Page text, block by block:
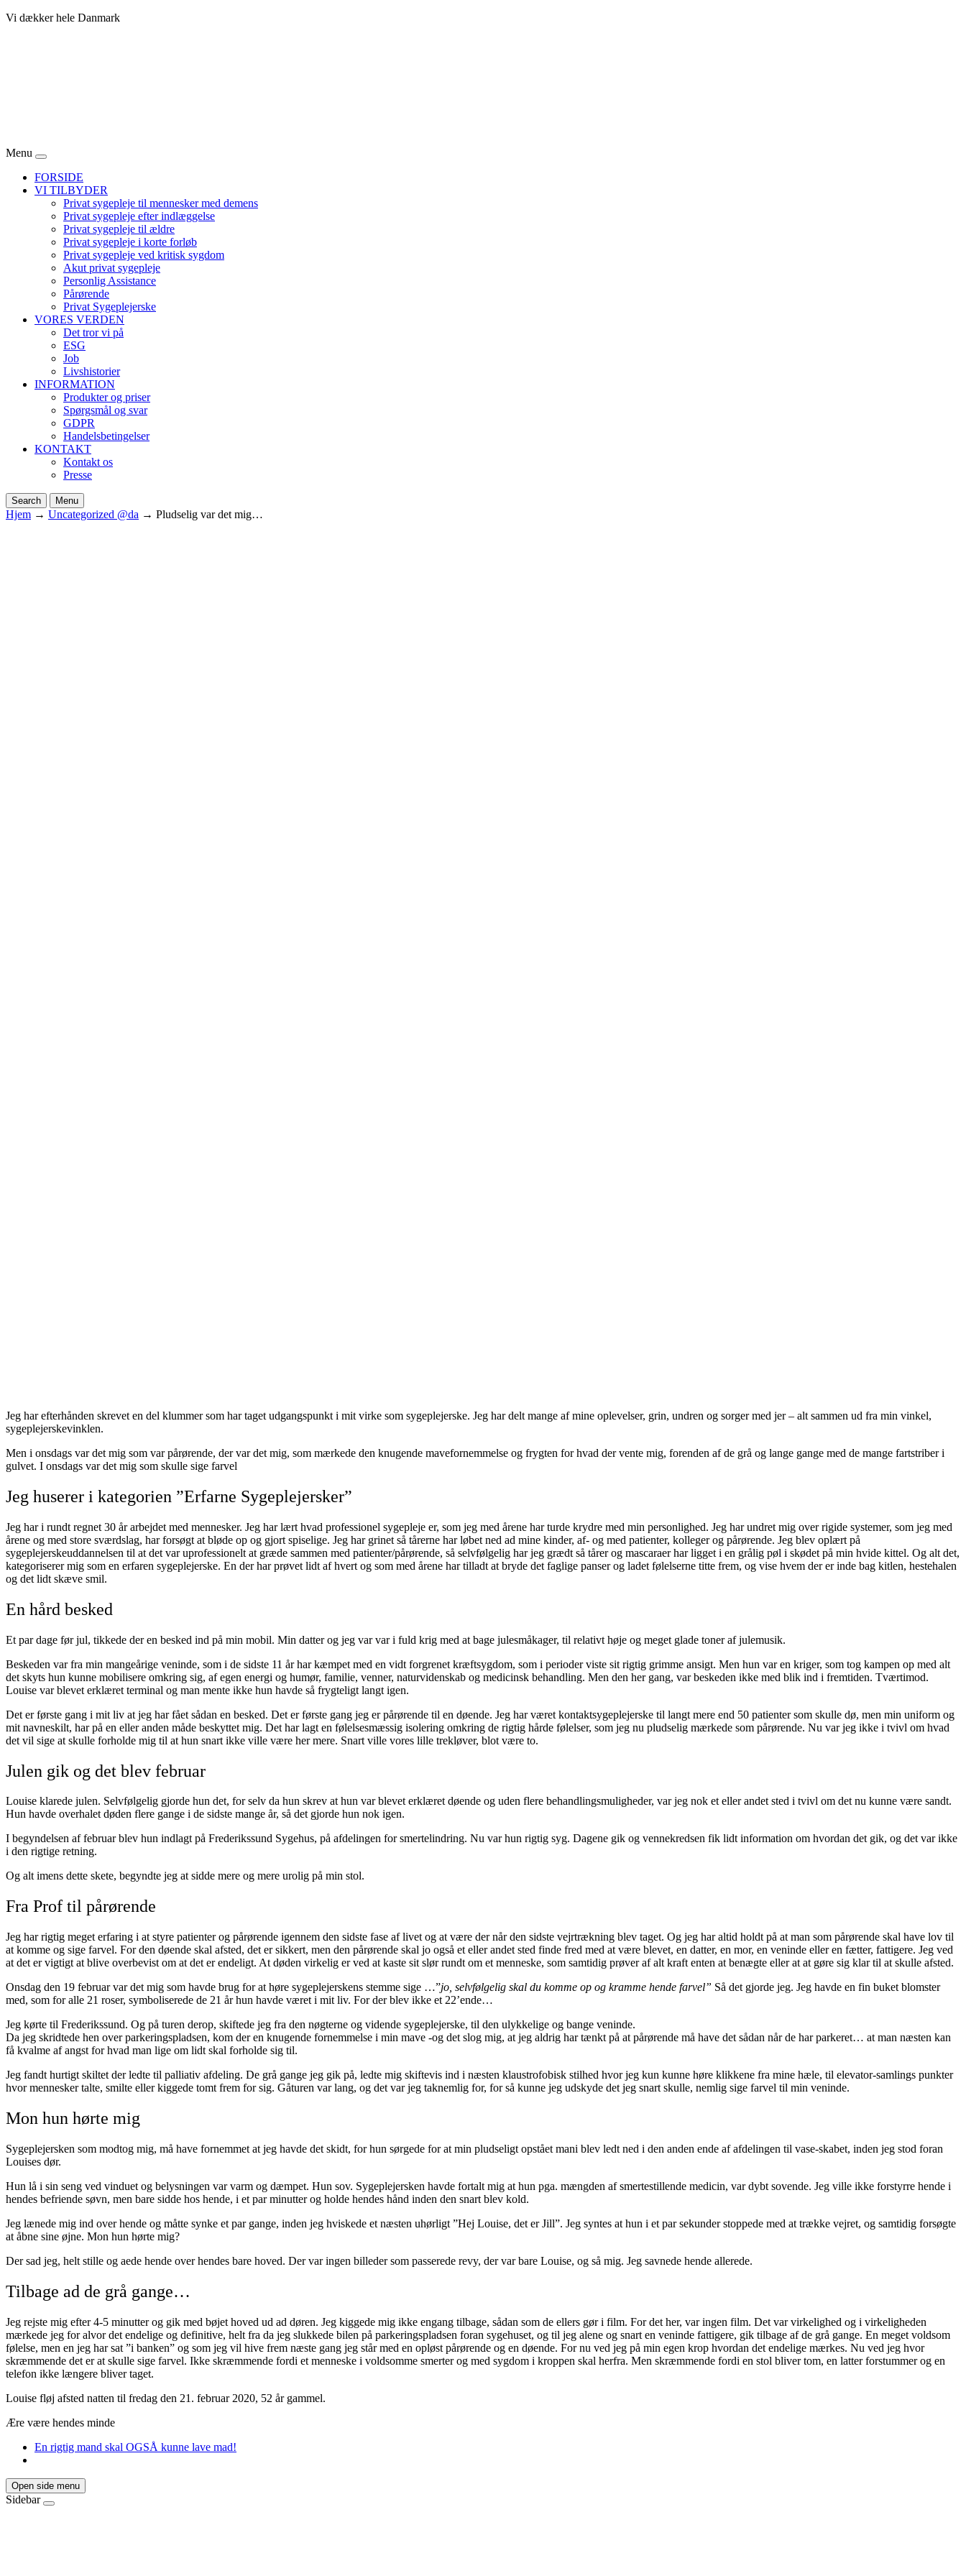
Vi dækker hele Danmark
Menu
FORSIDE
VI TILBYDER
Privat sygepleje til mennesker med demens
Privat sygepleje efter indlæggelse
Privat sygepleje til ældre
Privat sygepleje i korte forløb
Privat sygepleje ved kritisk sygdom
Akut privat sygepleje
Personlig Assistance
Pårørende
Privat Sygeplejerske
VORES VERDEN
Det tror vi på
ESG
Job
Livshistorier
INFORMATION
Produkter og priser
Spørgsmål og svar
GDPR
Handelsbetingelser
KONTAKT
Kontakt os
Presse
Search Menu
Hjem → Uncategorized @da → Pludselig var det mig…
Jeg har efterhånden skrevet en del klummer som har taget udgangspunkt i mit virke som sygeplejerske. Jeg har delt mange af mine oplevelser, grin, undren og sorger med jer – alt sammen ud fra min vinkel,
sygeplejerskevinklen.
Men i onsdags var det mig som var pårørende, der var det mig, som mærkede den knugende mavefornemmelse og frygten for hvad der vente mig, forenden af de grå og lange gange med de mange fartstriber i
gulvet. I onsdags var det mig som skulle sige farvel
Jeg huserer i kategorien ”Erfarne Sygeplejersker”
Jeg har i rundt regnet 30 år arbejdet med mennesker. Jeg har lært hvad professionel sygepleje er, som jeg med årene har turde krydre med min personlighed. Jeg har undret mig over rigide systemer, som jeg med
årene og med store sværdslag, har forsøgt at bløde op og gjort spiselige. Jeg har grinet så tårerne har løbet ned ad mine kinder, af- og med patienter, kolleger og pårørende. Jeg blev oplært på
sygeplejerskeuddannelsen til at det var uprofessionelt at græde sammen med patienter/pårørende, så selvfølgelig har jeg grædt så tårer og mascaraer har ligget i en grålig pøl i skødet på min hvide kittel. Og alt det,
kategoriserer mig som en erfaren sygeplejerske. En der har prøvet lidt af hvert og som med årene har tilladt at bryde det faglige panser og ladet følelserne titte frem, og vise hvem der er inde bag kitlen, hestehalen
og det lidt skæve smil.
En hård besked
Et par dage før jul, tikkede der en besked ind på min mobil. Min datter og jeg var var i fuld krig med at bage julesmåkager, til relativt høje og meget glade toner af julemusik.
Beskeden var fra min mangeårige veninde, som i de sidste 11 år har kæmpet med en vidt forgrenet kræftsygdom, som i perioder viste sit rigtig grimme ansigt. Men hun var en kriger, som tog kampen op med alt
det skyts hun kunne mobilisere omkring sig, af egen energi og humør, familie, venner, naturvidenskab og medicinsk behandling. Men den her gang, var beskeden ikke med blik ind i fremtiden. Tværtimod.
Louise var blevet erklæret terminal og man mente ikke hun havde så frygteligt langt igen.
Det er første gang i mit liv at jeg har fået sådan en besked. Det er første gang jeg er pårørende til en døende. Jeg har været kontaktsygeplejerske til langt mere end 50 patienter som skulle dø, men min uniform og
mit navneskilt, har på en eller anden måde beskyttet mig. Det har lagt en følelsesmæssig isolering omkring de rigtig hårde følelser, som jeg nu pludselig mærkede som pårørende. Nu var jeg ikke i tvivl om hvad
det vil sige at skulle forholde mig til at hun snart ikke ville være her mere. Snart ville vores lille trekløver, blot være to.
Julen gik og det blev februar
Louise klarede julen. Selvfølgelig gjorde hun det, for selv da hun skrev at hun var blevet erklæret døende og uden flere behandlingsmuligheder, var jeg nok et eller andet sted i tvivl om det nu kunne være sandt.
Hun havde overhalet døden flere gange i de sidste mange år, så det gjorde hun nok igen.
I begyndelsen af februar blev hun indlagt på Frederikssund Sygehus, på afdelingen for smertelindring. Nu var hun rigtig syg. Dagene gik og vennekredsen fik lidt information om hvordan det gik, og det var ikke
i den rigtige retning.
Og alt imens dette skete, begyndte jeg at sidde mere og mere urolig på min stol.
Fra Prof til pårørende
Jeg har rigtig meget erfaring i at styre patienter og pårørende igennem den sidste fase af livet og at være der når den sidste vejrtrækning blev taget. Og jeg har altid holdt på at man som pårørende skal have lov til
at komme og sige farvel. For den døende skal afsted, det er sikkert, men den pårørende skal jo også et eller andet sted finde fred med at være blevet, en datter, en mor, en veninde eller en fætter, fattigere. Jeg ved
at det er vigtigt at blive overbevist om at det er endeligt. At døden virkelig er ved at kaste sit slør rundt om et menneske, som samtidig prøver af alt kraft enten at benægte eller at at gøre sig klar til at skulle afsted.
Onsdag den 19 februar var det mig som havde brug for at høre sygeplejerskens stemme sige …”jo, selvfølgelig skal du komme op og kramme hende farvel” Så det gjorde jeg. Jeg havde en fin buket blomster
med, som for alle 21 roser, symboliserede de 21 år hun havde været i mit liv. For der blev ikke et 22’ende…
Jeg kørte til Frederikssund. Og på turen derop, skiftede jeg fra den nøgterne og vidende sygeplejerske, til den ulykkelige og bange veninde.
Da jeg skridtede hen over parkeringspladsen, kom der en knugende fornemmelse i min mave -og det slog mig, at jeg aldrig har tænkt på at pårørende må have det sådan når de har parkeret… at man næsten kan
få kvalme af angst for hvad man lige om lidt skal forholde sig til.
Jeg fandt hurtigt skiltet der ledte til palliativ afdeling. De grå gange jeg gik på, ledte mig skiftevis ind i næsten klaustrofobisk stilhed hvor jeg kun kunne høre klikkene fra mine hæle, til elevator-samlings punkter
hvor mennesker talte, smilte eller kiggede tomt frem for sig. Gåturen var lang, og det var jeg taknemlig for, for så kunne jeg udskyde det jeg snart skulle, nemlig sige farvel til min veninde.
Mon hun hørte mig
Sygeplejersken som modtog mig, må have fornemmet at jeg havde det skidt, for hun sørgede for at min pludseligt opstået mani blev ledt ned i den anden ende af afdelingen til vase-skabet, inden jeg stod foran
Louises dør.
Hun lå i sin seng ved vinduet og belysningen var varm og dæmpet. Hun sov. Sygeplejersken havde fortalt mig at hun pga. mængden af smertestillende medicin, var dybt sovende. Jeg ville ikke forstyrre hende i
hendes befriende søvn, men bare sidde hos hende, i et par minutter og holde hendes hånd inden den snart blev kold.
Jeg lænede mig ind over hende og måtte synke et par gange, inden jeg hviskede et næsten uhørligt ”Hej Louise, det er Jill”. Jeg syntes at hun i et par sekunder stoppede med at trække vejret, og samtidig forsøgte
at åbne sine øjne. Mon hun hørte mig?
Der sad jeg, helt stille og aede hende over hendes bare hoved. Der var ingen billeder som passerede revy, der var bare Louise, og så mig. Jeg savnede hende allerede.
Tilbage ad de grå gange…
Jeg rejste mig efter 4-5 minutter og gik med bøjet hoved ud ad døren. Jeg kiggede mig ikke engang tilbage, sådan som de ellers gør i film. For det her, var ingen film. Det var virkelighed og i virkeligheden
mærkede jeg for alvor det endelige og definitive, helt fra da jeg slukkede bilen på parkeringspladsen foran sygehuset, og til jeg alene og snart en veninde fattigere, gik tilbage af de grå gange. En meget voldsom
følelse, men en jeg har sat ”i banken” og som jeg vil hive frem næste gang jeg står med en opløst pårørende og en døende. For nu ved jeg på min egen krop hvordan det endelige mærkes. Nu ved jeg hvor
skræmmende det er at skulle sige farvel. Ikke skræmmende fordi et menneske i voldsomme smerter og med sygdom i kroppen skal herfra. Men skræmmende fordi en stol bliver tom, en latter forstummer og en
telefon ikke længere bliver taget.
Louise fløj afsted natten til fredag den 21. februar 2020, 52 år gammel.
Ære være hendes minde
En rigtig mand skal OGSÅ kunne lave mad!
Open side menu
Sidebar